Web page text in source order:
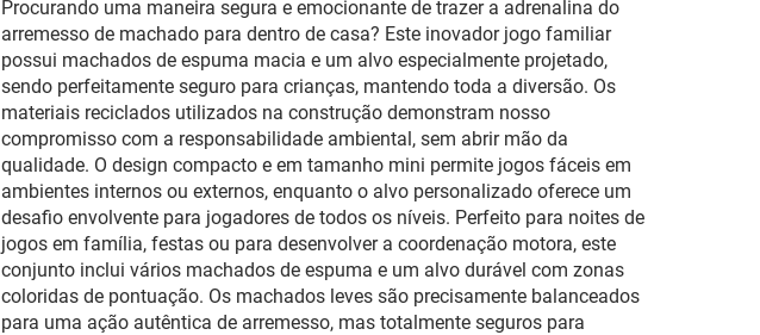
Procurando uma maneira segura e emocionante de trazer a adrenalina do
arremesso de machado para dentro de casa? Este inovador jogo familiar
possui machados de espuma macia e um alvo especialmente projetado,
sendo perfeitamente seguro para crianças, mantendo toda a diversão. Os
materiais reciclados utilizados na construção demonstram nosso
compromisso com a responsabilidade ambiental, sem abrir mão da
qualidade. O design compacto e em tamanho mini permite jogos fáceis em
ambientes internos ou externos, enquanto o alvo personalizado oferece um
desafio envolvente para jogadores de todos os níveis. Perfeito para noites de
jogos em família, festas ou para desenvolver a coordenação motora, este
conjunto inclui vários machados de espuma e um alvo durável com zonas
coloridas de pontuação. Os machados leves são precisamente balanceados
para uma ação autêntica de arremesso, mas totalmente seguros para